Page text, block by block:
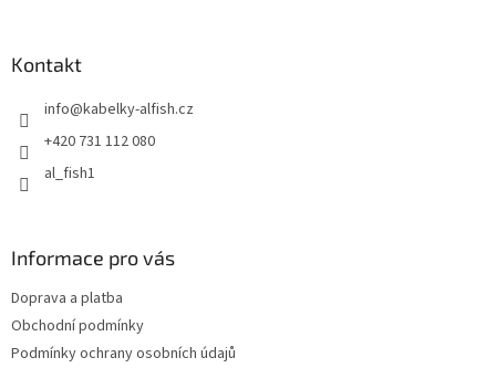
Kontakt
info@kabelky-alfish.cz
+420 731 112 080
al_fish1
Informace pro vás
Doprava a platba
Obchodní podmínky
Podmínky ochrany osobních údajů